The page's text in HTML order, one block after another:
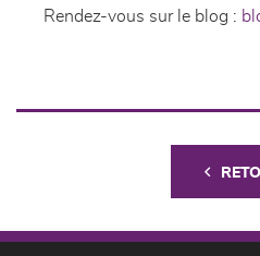
Rendez-vous sur le blog :